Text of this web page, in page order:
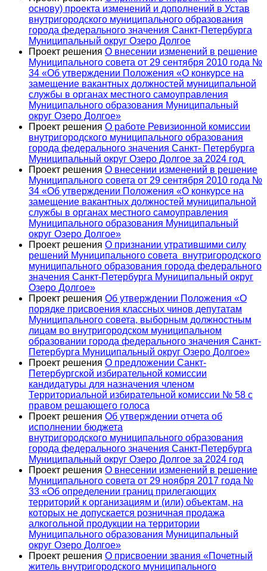
основу) проекта изменений и дополнений в Устав
внутригородского муниципального образования
города федерального значения Санкт-Петербурга
Муниципальный округ Озеро Долгое
Проект решения О внесении изменений в решение
Муниципального совета от 29 сентября 2010 года №
34 «Об утверждении Положения «О конкурсе на
замещение вакантных должностей муниципальной
службы в органах местного самоуправления
Муниципального образования Муниципальный
округ Озеро Долгое»
Проект решения О работе Ревизионной комиссии
внутригородского муниципального образования
города федерального значения Санкт- Петербурга
Муниципальный округ Озеро Долгое за 2024 год
Проект решения О внесении изменений в решение
Муниципального совета от 29 сентября 2010 года №
34 «Об утверждении Положения «О конкурсе на
замещение вакантных должностей муниципальной
службы в органах местного самоуправления
Муниципального образования Муниципальный
округ Озеро Долгое»
Проект решения О признании утратившими силу
решений Муниципального совета внутригородского
муниципального образования города федерального
значения Санкт-Петербурга Муниципальный округ
Озеро Долгое»
Проект решения Об утверждении Положения «О
порядке присвоения классных чинов депутатам
Муниципального совета, выборным должностным
лицам во внутригородском муниципальном
образовании города федерального значения Санкт-
Петербурга Муниципальный округ Озеро Долгое»
Проект решения О предложении Санкт-
Петербургской избирательной комиссии
кандидатуры для назначения членом
Территориальной избирательной комиссии № 58 с
правом решающего голоса
Проект решения Об утверждении отчета об
исполнении бюджета
внутригородского муниципального образования
города федерального значения Санкт-Петербурга
Муниципальный округ Озеро Долгое за 2024 год
Проект решения О внесении изменений в решение
Муниципального совета от 29 ноября 2017 года №
33 «Об определении границ прилегающих
территорий к организациям и (или) объектам, на
которых не допускается розничная продажа
алкогольной продукции на территории
Муниципального образования Муниципальный
округ Озеро Долгое»
Проект решения О присвоении звания «Почетный
житель внутригородского муниципального